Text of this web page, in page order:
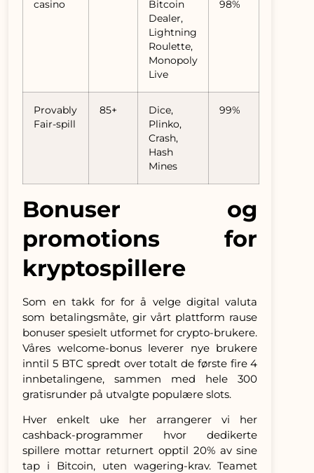
casino
Bitcoin
Dealer,
Lightning
Roulette,
Monopoly
Live
98%
Provably
Fair-spill
85+
Dice,
Plinko,
Crash,
Hash
Mines
99%
Bonuser og
promotions for
kryptospillere
Som en takk for for å velge digital valuta
som betalingsmåte, gir vårt plattform rause
bonuser spesielt utformet for crypto-brukere.
Våres welcome-bonus leverer nye brukere
inntil 5 BTC spredt over totalt de første fire 4
innbetalingene, sammen med hele 300
gratisrunder på utvalgte populære slots.
Hver enkelt uke her arrangerer vi her
cashback-programmer hvor dedikerte
spillere mottar returnert opptil 20% av sine
tap i Bitcoin, uten wagering-krav. Teamet